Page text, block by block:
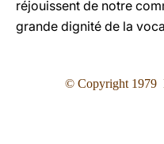
réjouissent de notre
grande dignité de la
© Copyright 1979